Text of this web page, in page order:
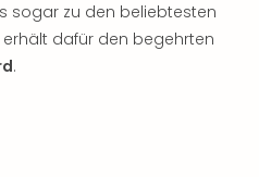
sogar zu den beliebtesten
dafür den begehrten
.